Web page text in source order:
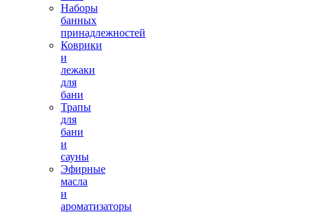
Наборы
банных
принадлежностей
Коврики
и
лежаки
для
бани
Трапы
для
бани
и
сауны
Эфирные
масла
и
ароматизаторы